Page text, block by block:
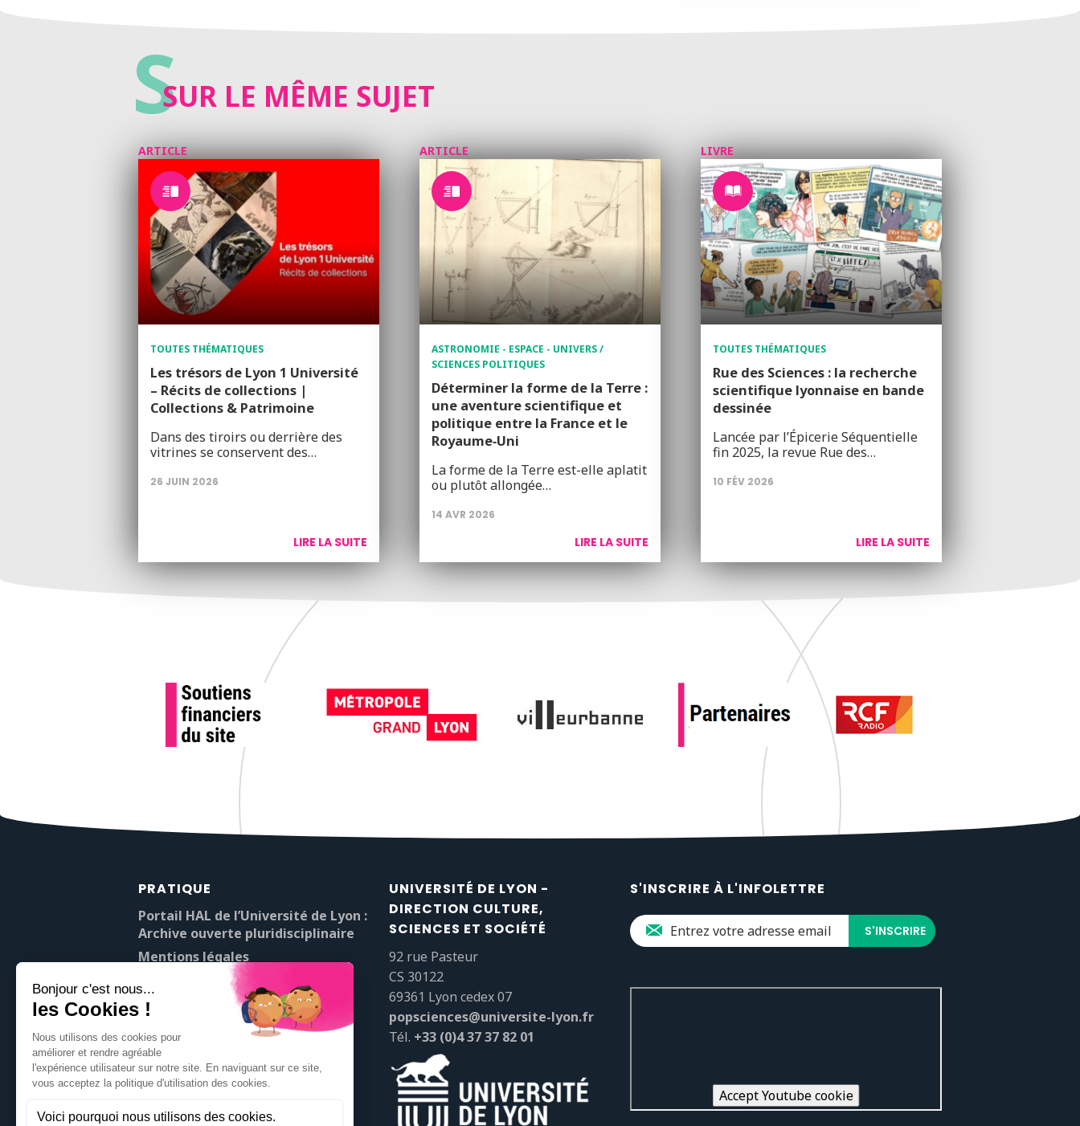
SSUR LE MÊME SUJET
ARTICLE
TOUTES THÉMATIQUES
Les trésors de Lyon 1 Université
– Récits de collections |
Collections & Patrimoine
Dans des tiroirs ou derrière des
vitrines se conservent des…
26 JUIN 2026
LIRE LA SUITE
ARTICLE
ASTRONOMIE - ESPACE - UNIVERS /
SCIENCES POLITIQUES
Déterminer la forme de la Terre :
une aventure scientifique et
politique entre la France et le
Royaume‑Uni
La forme de la Terre est-elle aplatit
ou plutôt allongée…
14 AVR 2026
LIRE LA SUITE
LIVRE
TOUTES THÉMATIQUES
Rue des Sciences : la recherche
scientifique lyonnaise en bande
dessinée
Lancée par l’Épicerie Séquentielle
fin 2025, la revue Rue des…
10 FÉV 2026
LIRE LA SUITE
PRATIQUE
Portail HAL de l’Université de Lyon :
Archive ouverte pluridisciplinaire
Mentions légales
À propos de Pop’Sciences
Contact
UNIVERSITÉ DE LYON -
DIRECTION CULTURE,
SCIENCES ET SOCIÉTÉ
92 rue Pasteur
CS 30122
69361 Lyon cedex 07
popsciences@universite-lyon.fr
Tél. +33 (0)4 37 37 82 01
S'INSCRIRE À L'INFOLETTRE
Accept Youtube cookie